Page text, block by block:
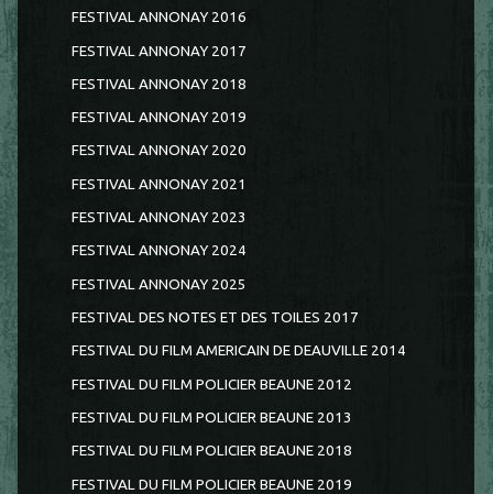
FESTIVAL ANNONAY 2016
FESTIVAL ANNONAY 2017
FESTIVAL ANNONAY 2018
FESTIVAL ANNONAY 2019
FESTIVAL ANNONAY 2020
FESTIVAL ANNONAY 2021
FESTIVAL ANNONAY 2023
FESTIVAL ANNONAY 2024
FESTIVAL ANNONAY 2025
FESTIVAL DES NOTES ET DES TOILES 2017
FESTIVAL DU FILM AMERICAIN DE DEAUVILLE 2014
FESTIVAL DU FILM POLICIER BEAUNE 2012
FESTIVAL DU FILM POLICIER BEAUNE 2013
FESTIVAL DU FILM POLICIER BEAUNE 2018
FESTIVAL DU FILM POLICIER BEAUNE 2019